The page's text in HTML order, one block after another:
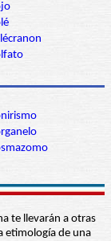
te llevarán a otras
etimología de una